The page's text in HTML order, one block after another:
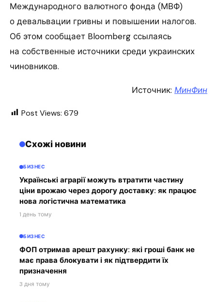
Международного валютного фонда (МВФ)
о девальвации гривны и повышении налогов.
Об этом сообщает Bloomberg ссылаясь
на собственные источники среди украинских
чиновников.
Источник: МинФин
Post Views: 679
Схожі новини
БИЗНЕС
Українські аграрії можуть втратити частину
ціни врожаю через дорогу доставку: як працює
нова логістична математика
1 день тому
БИЗНЕС
ФОП отримав арешт рахунку: які гроші банк не
має права блокувати і як підтвердити їх
призначення
3 дня тому